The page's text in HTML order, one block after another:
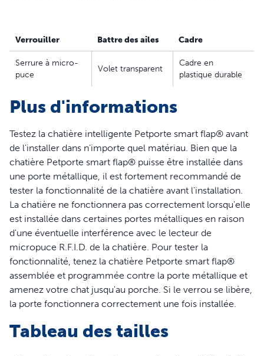
ou une porte.
AVERTISSEMENT
Les enfants de petite taille peuvent passer par la chatière.
S'il vous plaît noter que les puces avec 10 chiffres ,
caractères lettrés , et ceux commençant par
977xxxxxxxxxxxx et 98514xxxxxxxxxx sont actuellement
pas compatibles avec la chatière .
Caractéristiques
Aide à tenir à distance les chats indésirables
Fonctionne avec des micropuces à 15 chiffres standard
UE et RU
Programmable pour 25 chats au maximum
Alerte sous forme de bip sonore lorsque votre chat
rentre
Mode nuit optionnel pour garder votre chat à l'intérieur
la nuit
Convient aux portes en bois, en verre, PVC, Upvc ou
Verrouiller Battre des ailes Cadre
Serrure à micro-
puce
Volet transparent
Cadre en
plastique durable
Plus d'informations
Testez la chatière intelligente Petporte smart flap® avant
de l'installer dans n'importe quel matériau. Bien que la
chatière Petporte smart flap® puisse être installée dans
une porte métallique, il est fortement recommandé de
tester la fonctionnalité de la chatière avant l'installation.
La chatière ne fonctionnera pas correctement lorsqu'elle
est installée dans certaines portes métalliques en raison
d'une éventuelle interférence avec le lecteur de
micropuce R.F.I.D. de la chatière. Pour tester la
fonctionnalité, tenez la chatière Petporte smart flap®
assemblée et programmée contre la porte métallique et
amenez votre chat jusqu'au porche. Si le verrou se libère,
la porte fonctionnera correctement une fois installée.
Tableau des tailles